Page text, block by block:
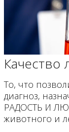
Качество
То, что
диагноз,
РАДОСТЬ И
животного и